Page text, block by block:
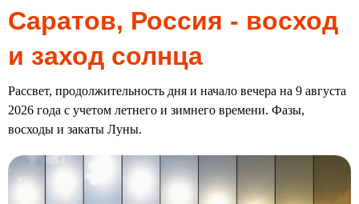
Саратов, Россия - восход
и заход солнца
Рассвет, продолжительность дня и начало вечера на 9 августа
2026 года с учетом летнего и зимнего времени. Фазы,
восходы и закаты Луны.